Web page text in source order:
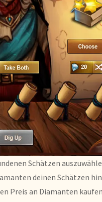
Schätzen
deinen Schätzen
Preis an Diamanten